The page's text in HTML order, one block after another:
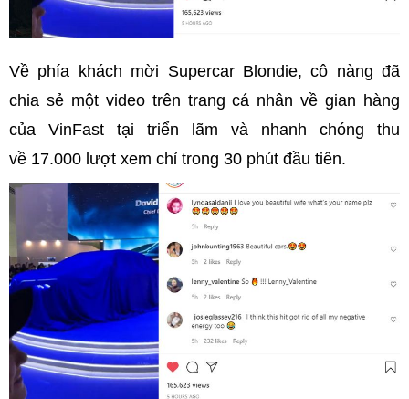
Về phía khách mời Supercar Blondie, cô nàng đã
chia sẻ một video trên trang cá nhân về gian hàng
của VinFast tại triển lãm và nhanh chóng thu
về 17.000 lượt xem chỉ trong 30 phút đầu tiên.